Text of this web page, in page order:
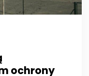
ochrony